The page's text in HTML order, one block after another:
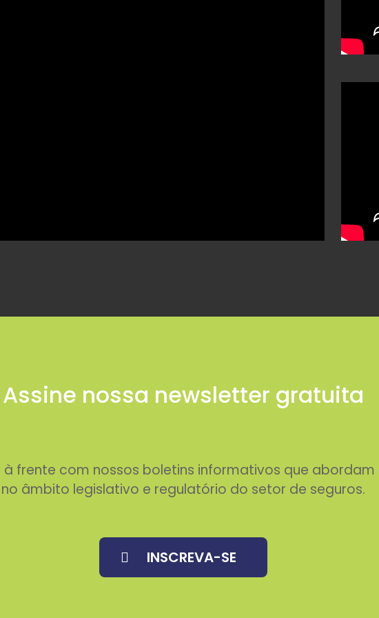
Assine nossa newsletter gratuita
à frente com nossos boletins informativos que
no âmbito legislativo e regulatório do setor de seguros.
INSCREVA-SE